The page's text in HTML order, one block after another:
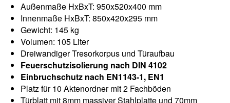
Außenmaße HxBxT: 950x520x400 mm
Innenmaße HxBxT: 850x420x295 mm
Gewicht: 145 kg
Volumen: 105 Liter
Dreiwandiger Tresorkorpus und Türaufbau
Feuerschutzisolierung nach DIN 4102
Einbruchschutz nach EN1143-1, EN1
Platz für 10 Aktenordner mit 2 Fachböden
Türblatt mit 8mm massiver Stahlplatte und 70mm